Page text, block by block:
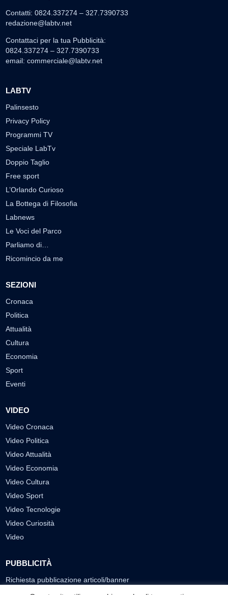
Contatti: 0824.337274 – 327.7390733
redazione@labtv.net
Contattaci per la tua Pubblicità:
0824.337274 – 327.7390733
email: commerciale@labtv.net
LABTV
Palinsesto
Privacy Policy
Programmi TV
Speciale LabTv
Doppio Taglio
Free sport
L’Orlando Curioso
La Bottega di Filosofia
Labnews
Le Voci del Parco
Parliamo di…
Ricomincio da me
SEZIONI
Cronaca
Politica
Attualità
Cultura
Economia
Sport
Eventi
VIDEO
Video Cronaca
Video Politica
Video Attualità
Video Economia
Video Cultura
Video Sport
Video Tecnologie
Video Curiosità
Video
PUBBLICITÀ
Richiesta pubblicazione articoli/banner